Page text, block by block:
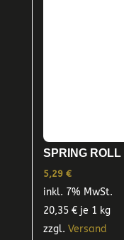
SPRING ROLL
5,29 €
inkl. 7% MwSt.
20,35 €je 1 kg
zzgl. Versand